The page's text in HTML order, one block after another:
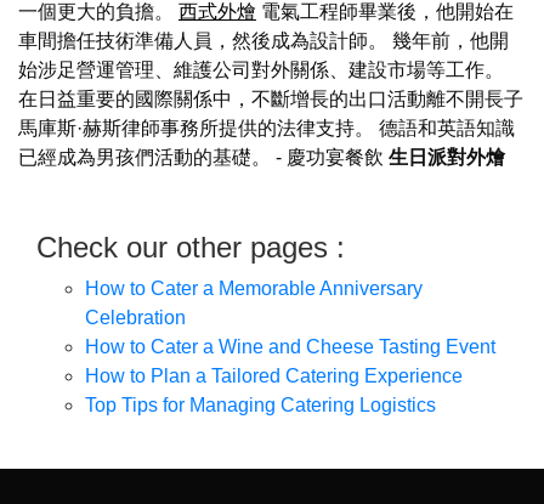
一個更大的負擔。 西式外燴 電氣工程師畢業後，他開始在
車間擔任技術準備人員，然後成為設計師。 幾年前，他開
始涉足營運管理、維護公司對外關係、建設市場等工作。
在日益重要的國際關係中，不斷增長的出口活動離不開長子
馬庫斯·赫斯律師事務所提供的法律支持。 德語和英語知識
已經成為男孩們活動的基礎。 - 慶功宴餐飲 生日派對外燴
Check our other pages :
How to Cater a Memorable Anniversary
Celebration
How to Cater a Wine and Cheese Tasting Event
How to Plan a Tailored Catering Experience
Top Tips for Managing Catering Logistics